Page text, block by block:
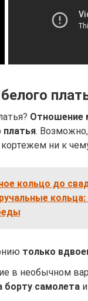
Отношение
платья.
ни к
кольцо до
кольца:
только
в необычном
борту самолета